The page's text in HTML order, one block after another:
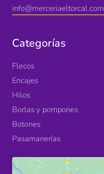
info@merceriaeltorcal.com
Categorías
Flecos
Encajes
Hilos
Borlas y pompones
Botones
Pasamanerías